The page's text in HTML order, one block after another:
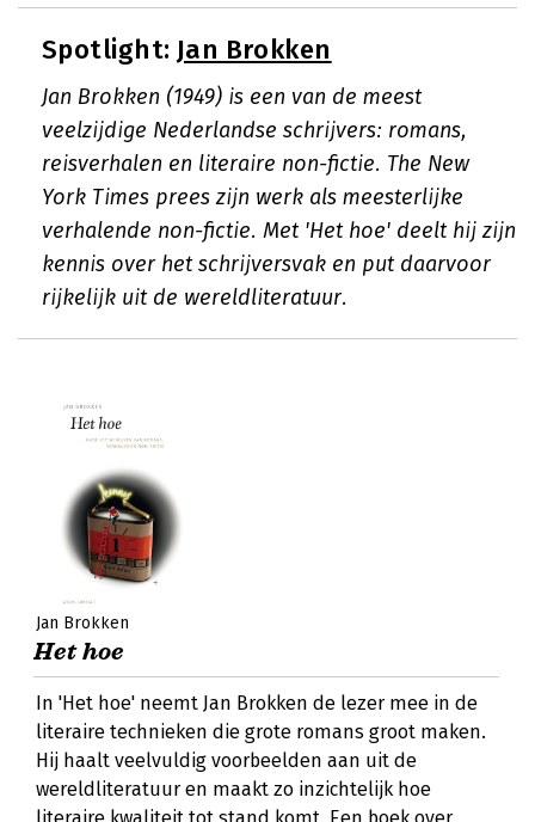
Spotlight: Jan Brokken
Jan Brokken (1949) is een van de meest
veelzijdige Nederlandse schrijvers: romans,
reisverhalen en literaire non-fictie. The New
York Times prees zijn werk als meesterlijke
verhalende non-fictie. Met 'Het hoe' deelt hij zijn
kennis over het schrijversvak en put daarvoor
rijkelijk uit de wereldliteratuur.
Jan Brokken
Het hoe
In 'Het hoe' neemt Jan Brokken de lezer mee in de
literaire technieken die grote romans groot maken.
Hij haalt veelvuldig voorbeelden aan uit de
wereldliteratuur en maakt zo inzichtelijk hoe